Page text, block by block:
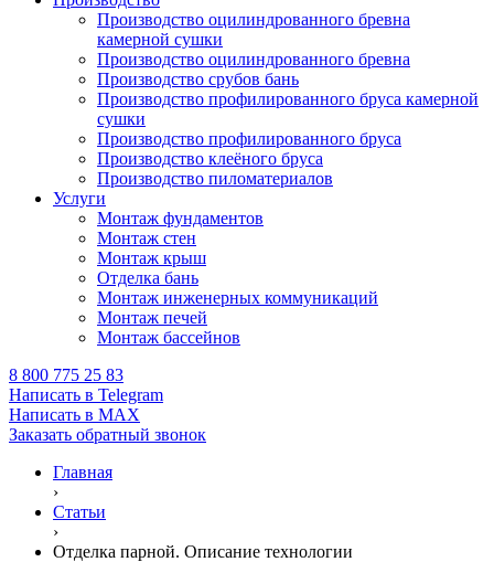
Производство оцилиндрованного бревна
камерной сушки
Производство оцилиндрованного бревна
Производство срубов бань
Производство профилированного бруса камерной
сушки
Производство профилированного бруса
Производство клеёного бруса
Производство пиломатериалов
Услуги
Монтаж фундаментов
Монтаж стен
Монтаж крыш
Отделка бань
Монтаж инженерных коммуникаций
Монтаж печей
Монтаж бассейнов
8 800 775 25 83
Написать в Telegram
Написать в MAX
Заказать обратный звонок
Главная
›
Статьи
›
Отделка парной. Описание технологии